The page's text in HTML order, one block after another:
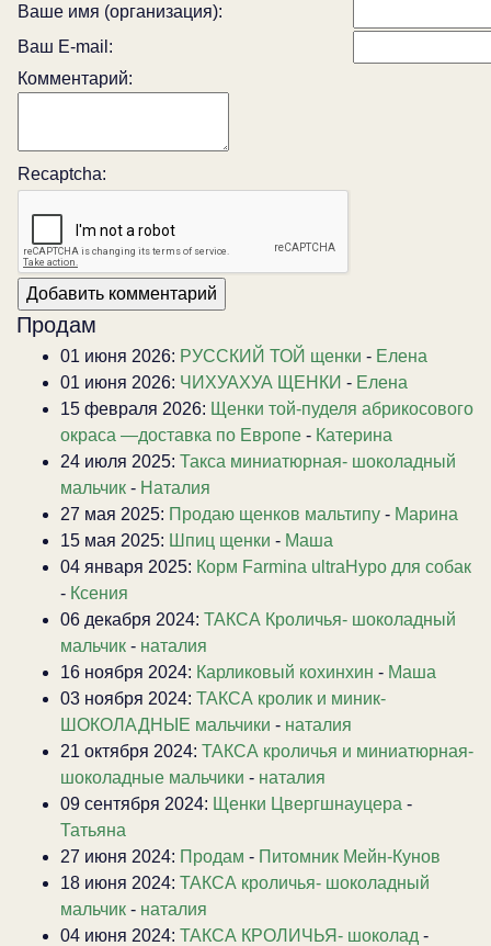
Ваше имя (организация):
Ваш E-mail:
Комментарий:
Recaptcha:
Продам
01 июня 2026: РУССКИЙ ТОЙ щенки - Елена
01 июня 2026: ЧИХУАХУА ЩЕНКИ - Елена
15 февраля 2026: Щенки той-пуделя абрикосового
окраса —доставка по Европе - Катерина
24 июля 2025: Такса миниатюрная- шоколадный
мальчик - Наталия
27 мая 2025: Продаю щенков мальтипу - Марина
15 мая 2025: Шпиц щенки - Маша
04 января 2025: Корм Farmina ultraHypo для собак
- Ксения
06 декабря 2024: ТАКСА Кроличья- шоколадный
мальчик - наталия
16 ноября 2024: Карликовый кохинхин - Маша
03 ноября 2024: ТАКСА кролик и миник-
ШОКОЛАДНЫЕ мальчики - наталия
21 октября 2024: ТАКСА кроличья и миниатюрная-
шоколадные мальчики - наталия
09 сентября 2024: Щенки Цвергшнауцера -
Татьяна
27 июня 2024: Продам - Питомник Мейн-Кунов
18 июня 2024: ТАКСА кроличья- шоколадный
мальчик - наталия
04 июня 2024: ТАКСА КРОЛИЧЬЯ- шоколад -